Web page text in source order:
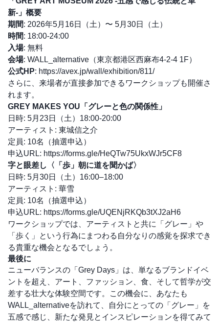
新-」概要
期間: 2026年5月16日（土）〜 5月30日（土）
時間: 18:00-24:00
入場: 無料
会場: WALL_alternative（東京都港区西麻布4-2-4 1F）
公式HP: https://avex.jp/wall/exhibition/811/
さらに、来場者が直接参加できるワークショップも開催さ
れます。
GREY MAKES YOU「グレーと色の関係性」
日時: 5月23日（土）18:00-20:00
アーティスト: 東城信之介
定員: 10名（抽選申込）
申込URL: https://forms.gle/HeQTw75UkxWJr5CF8
字と眼差し〈「歩」朝に道を聞かば〉
日時: 5月30日（土）16:00–18:00
アーティスト: 華雪
定員: 10名（抽選申込）
申込URL: https://forms.gle/UQENjRKQb3tXJ2aH6
ワークショップでは、アーティストと共に「グレー」や
「歩く」という行為にまつわる自分なりの感覚を探求でき
る貴重な機会となるでしょう。
最後に
ニューバランスの「Grey Days」は、単なるブランドイベ
ントを超え、アート、ファッション、食、そして哲学が交
差する壮大な体験空間です。この機会に、あなたも
WALL_alternativeを訪れて、自分にとっての「グレー」を
五感で感じ、新たな発見とインスピレーションを得てみて